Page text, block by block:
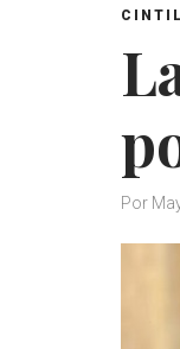
Por